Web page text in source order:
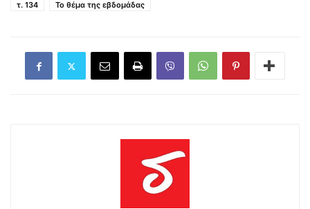
τ. 134
Το θέμα της εβδομάδας